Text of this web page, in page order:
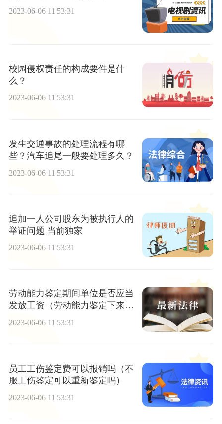
2023-06-06 11:53:31
校园侵权责任的构成要件是什
么？
2023-06-06 11:53:31
发生交通事故的处理流程有哪
些？汽车追尾一般要处理多久？
2023-06-06 11:53:31
追加一人公司股东为被执行人的
举证问题 当前独家
2023-06-06 11:53:31
劳动能力鉴定期间单位是否应当
发放工资（劳动能力鉴定下来后
怎样进行赔偿）-天天实时
2023-06-06 11:53:31
员工工伤鉴定费可以报销吗（不
服工伤鉴定可以重新鉴定吗）
2023-06-06 11:53:31